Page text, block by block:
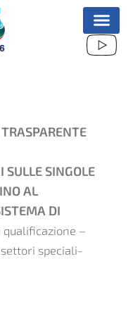
SINGOLE
AL
DI
qualificazione –
speciali-